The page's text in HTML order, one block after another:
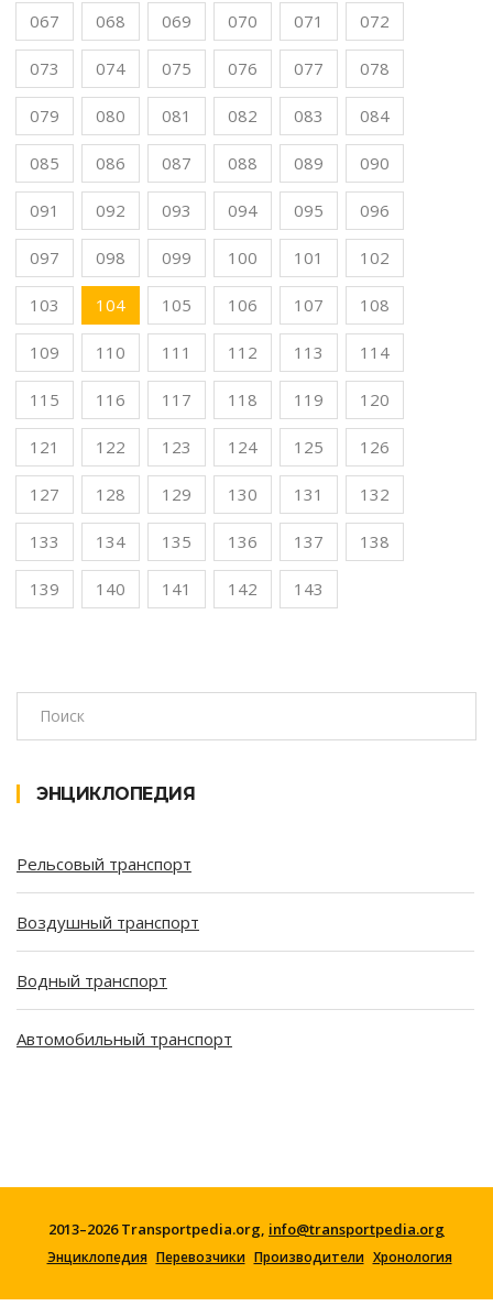
067 068 069 070 071 072
073 074 075 076 077 078
079 080 081 082 083 084
085 086 087 088 089 090
091 092 093 094 095 096
097 098 099 100 101 102
103 104 105 106 107 108
109 110 111 112 113 114
115 116 117 118 119 120
121 122 123 124 125 126
127 128 129 130 131 132
133 134 135 136 137 138
139 140 141 142 143
ЭНЦИКЛОПЕДИЯ
Рельсовый транспорт
Воздушный транспорт
Водный транспорт
Автомобильный транспорт
2013–2026 Transportpedia.org, info@transportpedia.org
Энциклопедия Перевозчики Производители Хронология